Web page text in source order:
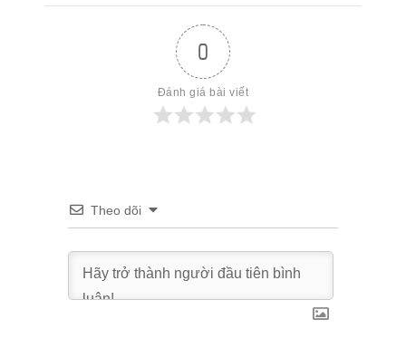
0
Đánh giá bài viết
Theo dõi